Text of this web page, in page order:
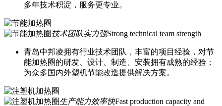
多年技术积淀，服务更专业。
技术团队实力强Strong technical team strength
青岛中邦凌拥有行业技术团队，丰富的项目经验，对节
能加热圈的研发、设计、制造、安装拥有成熟的经验；
为众多国内外塑机节能改造提供解决方案。
生产能力效率快Fast production capacity and